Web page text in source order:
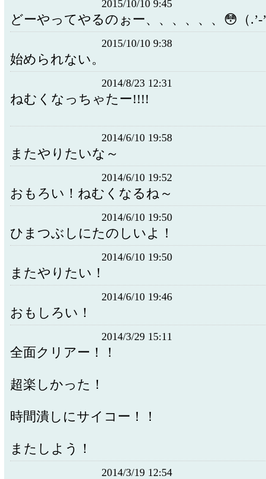
2015/10/10 9:45
どーやってやるのぉー、、、、、、😳（.’-
2015/10/10 9:38
始められない。
2014/8/23 12:31
ねむくなっちゃたー!!!!
2014/6/10 19:58
またやりたいな～
2014/6/10 19:52
おもろい！ねむくなるね～
2014/6/10 19:50
ひまつぶしにたのしいよ！
2014/6/10 19:50
またやりたい！
2014/6/10 19:46
おもしろい！
2014/3/29 15:11
全面クリアー！！
超楽しかった！
時間潰しにサイコー！！
またしよう！
2014/3/19 12:54